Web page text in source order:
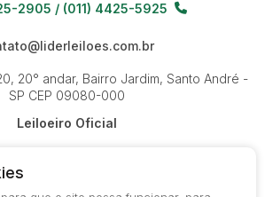
2905 / (011) 4425-5925
20° andar, Bairro Jardim, Santo André -
SP CEP 09080-000
Leiloeiro Oficial